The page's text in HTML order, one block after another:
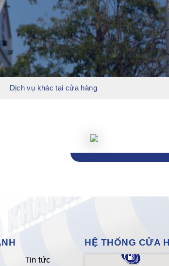
Dịch vụ khác tại cửa hàng
Tin tức
HỆ THỐNG CỬA